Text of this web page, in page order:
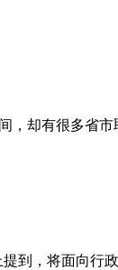
却有很多省
到，将面向行